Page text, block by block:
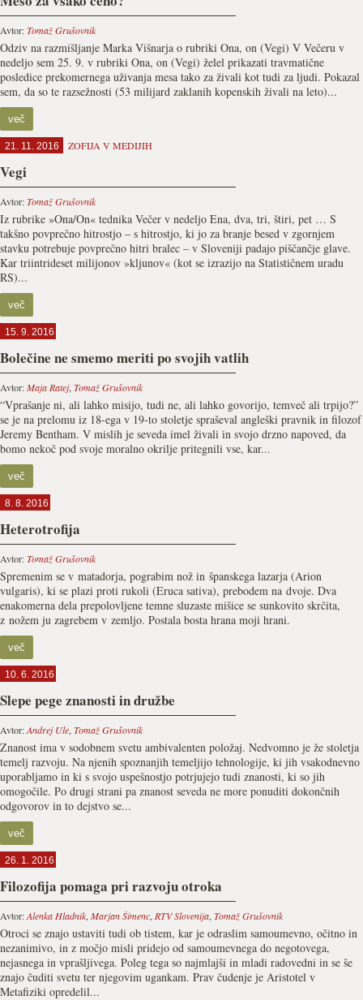
Avtor:Tomaž Grušovnik
Odziv na razmišljanje Marka Višnarja o rubriki Ona, on (Vegi) V Večeru v
nedeljo sem 25. 9. v rubriki Ona, on (Vegi) želel prikazati travmatične
posledice prekomernega uživanja mesa tako za živali kot tudi za ljudi. Pokazal
sem, da so te razsežnosti (53 milijard zaklanih kopenskih živali na leto)...
več
21. 11. 2016 ZOFIJA V MEDIJIH
Vegi
Avtor:Tomaž Grušovnik
Iz rubrike »Ona/On« tednika Večer v nedeljo Ena, dva, tri, štiri, pet … S
takšno povprečno hitrostjo – s hit­rostjo, ki jo za branje besed v zgornjem
stavku potrebuje povprečno hitri bralec – v Sloveniji padajo piščančje glave.
Kar triintrideset milijonov »kljunov« (kot se izrazijo na Statističnem uradu
RS)...
več
15. 9. 2016
Bolečine ne smemo meriti po svojih vatlih
Avtor:Maja Ratej, Tomaž Grušovnik
“Vprašanje ni, ali lahko misijo, tudi ne, ali lahko govorijo, temveč ali trpijo?”
se je na prelomu iz 18-ega v 19-to stoletje spraševal angleški pravnik in filozof
Jeremy Bentham. V mislih je seveda imel živali in svojo drzno napoved, da
bomo nekoč pod svoje moralno okrilje pritegnili vse, kar...
več
8. 8. 2016
Heterotrofija
Avtor:Tomaž Grušovnik
Spremenim se v matadorja, pograbim nož in španskega lazarja (Arion
vulgaris), ki se plazi proti rukoli (Eruca sativa), prebodem na dvoje. Dva
enakomerna dela prepolovljene temne sluzaste mišice se sunkovito skrčita,
z nožem ju zagrebem v zemljo. Postala bosta hrana moji hrani.
več
10. 6. 2016
Slepe pege znanosti in družbe
Avtor:Andrej Ule, Tomaž Grušovnik
Znanost ima v sodobnem svetu ambivalenten položaj. Nedvomno je že stoletja
temelj razvoju. Na njenih spoznanjih temeljijo tehnologije, ki jih vsakodnevno
uporabljamo in ki s svojo uspešnostjo potrjujejo tudi znanosti, ki so jih
omogočile. Po drugi strani pa znanost seveda ne more ponuditi dokončnih
odgovorov in to dejstvo se...
več
26. 1. 2016
Filozofija pomaga pri razvoju otroka
Avtor:Alenka Hladnik, Marjan Šimenc, RTV Slovenija, Tomaž Grušovnik
Otroci se znajo ustaviti tudi ob tistem, kar je odraslim samoumevno, očitno in
nezanimivo, in z močjo misli pridejo od samoumevnega do negotovega,
nejasnega in vprašljivega. Poleg tega so najmlajši in mladi radovedni in se še
znajo čuditi svetu ter njegovim ugankam. Prav čudenje je Aristotel v
Metafiziki opredelil...